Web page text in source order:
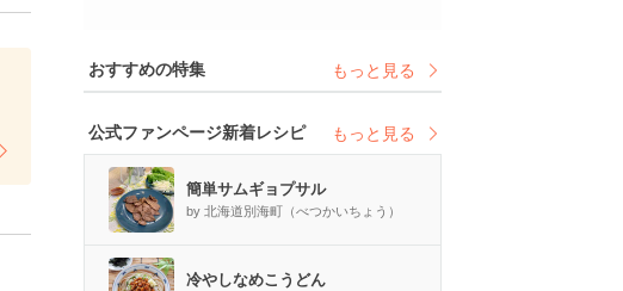
おすすめの特集 もっと見る
公式ファンページ新着レシピ もっと見る
簡単サムギョプサル
by 北海道別海町（べつかいちょう）
冷やしなめこうどん